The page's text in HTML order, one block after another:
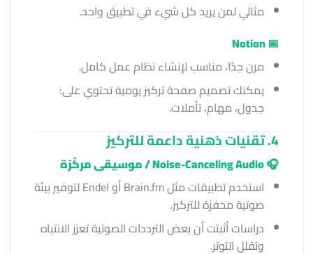
مثالي لمن يريد كل شيء في تطبيق واحد.
📅
Notion
مرن جدًا، مناسب لإنشاء نظام عمل كامل.
يمكنك تصميم صفحة تركيز يومية تحتوي على:
جدول، مهام، تأملات.
4. تقنيات ذهنية داعمة للتركيز
🎧Noise-Canceling Audio / موسيقى مركّزة
استخدم تطبيقات مثل Brain.fm أو Endel لتوفير بيئة
صوتية محفزة للتركيز.
دراسات أثبتت أن بعض الترددات الصوتية تعزز الانتباه
وتقلل التوتر.